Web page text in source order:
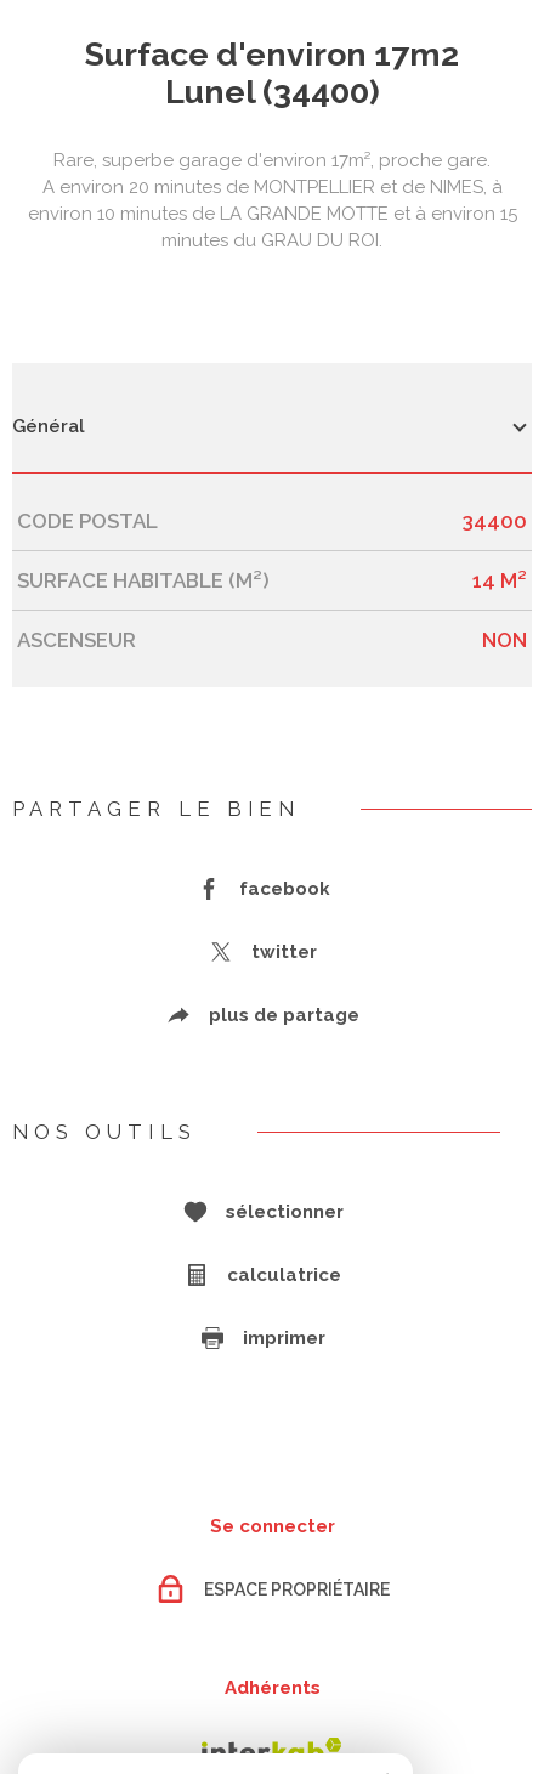
Surface d'environ 17m2
Lunel (34400)
Rare, superbe garage d'environ 17m², proche gare.
A environ 20 minutes de MONTPELLIER et de NIMES, à
environ 10 minutes de LA GRANDE MOTTE et à environ 15
minutes du GRAU DU ROI.
Général
Caractérisque Valeurs
CODE POSTAL 34400
SURFACE HABITABLE (M²) 14 M²
ASCENSEUR NON
PARTAGER LE BIEN
facebook
twitter
plus de partage
NOS OUTILS
sélectionner
calculatrice
imprimer
Se connecter
ESPACE PROPRIÉTAIRE
Adhérents